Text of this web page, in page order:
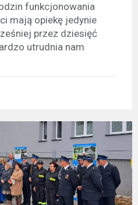
funkcjonowania
mają opiekę jedynie
przez dziesięć
utrudnia nam